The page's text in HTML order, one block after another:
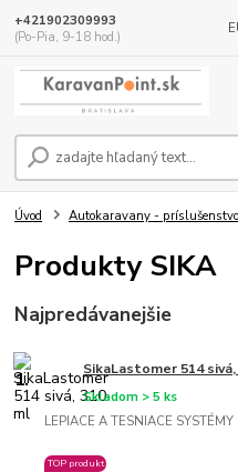
+421902309993
(Po-Pia, 9-18 hod.)
Úvod Autokaravany - príslušenstvo
Produkty SIKA
Najpredávanejšie
1. SikaLastomer 514
LEPIACE A TESNIACE SYSTÉMY
Skladom > 5 ks
TOP produkt